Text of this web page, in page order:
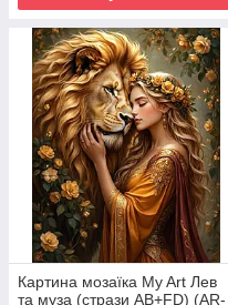
Картина мозаїка My Art Лев
та муза (стрази AB+FD) (AR-